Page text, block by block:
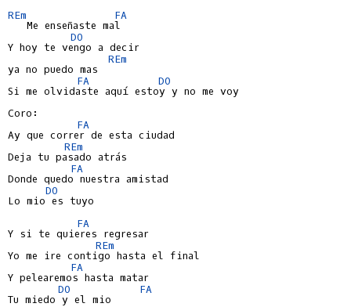
REm
FA
   Me enseñaste mal
DO
Y hoy te vengo a decir
REm
ya no puedo mas
FA
DO
Si me olvidaste aquí estoy y no me voy
Coro:
FA
Ay que correr de esta ciudad
REm
Deja tu pasado atrás
FA
Donde quedo nuestra amistad
DO
Lo mio es tuyo
FA
Y si te quieres regresar
REm
Yo me ire contigo hasta el final
FA
Y pelearemos hasta matar
DO
FA
Tu miedo y el mio